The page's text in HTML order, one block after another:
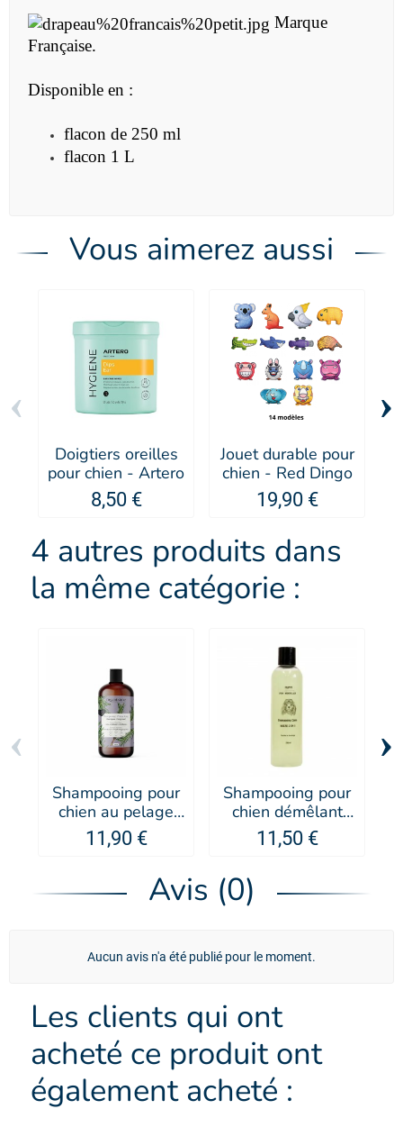
Marque
Française.
Disponible en :
flacon de 250 ml
flacon 1 L
Vous aimerez aussi
Doigtiers oreilles
pour chien - Artero
8,50 €
Jouet durable pour
chien - Red Dingo
19,90 €
‹ ›
4 autres produits dans
la même catégorie :
Shampooing pour
chien au pelage
long Organissime -
Biogance
11,90 €
Shampooing pour
chien démêlant
Nacre 2 en 1 -
PUPPY
11,50 €
‹ ›
Avis (0)
Aucun avis n'a été publié pour le moment.
Les clients qui ont
acheté ce produit ont
également acheté :